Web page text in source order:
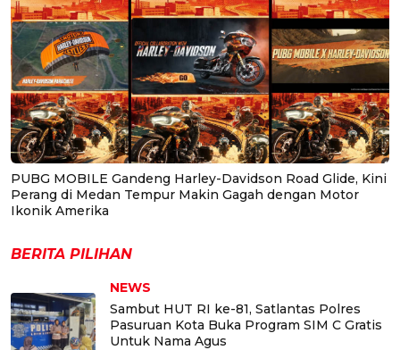
PUBG MOBILE Gandeng Harley-Davidson Road Glide, Kini
Perang di Medan Tempur Makin Gagah dengan Motor
Ikonik Amerika
BERITA PILIHAN
NEWS
Sambut HUT RI ke-81, Satlantas Polres
Pasuruan Kota Buka Program SIM C Gratis
Untuk Nama Agus